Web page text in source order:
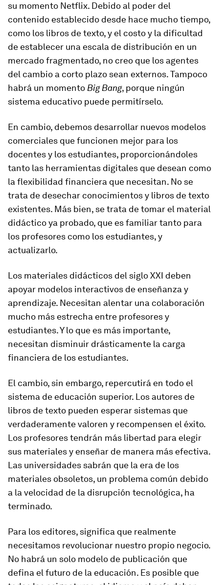
su momento Netflix. Debido al poder del
contenido establecido desde hace mucho tiempo,
como los libros de texto, y el costo y la dificultad
de establecer una escala de distribución en un
mercado fragmentado, no creo que los agentes
del cambio a corto plazo sean externos. Tampoco
habrá un momento Big Bang, porque ningún
sistema educativo puede permitírselo.
En cambio, debemos desarrollar nuevos modelos
comerciales que funcionen mejor para los
docentes y los estudiantes, proporcionándoles
tanto las herramientas digitales que desean como
la flexibilidad financiera que necesitan. No se
trata de desechar conocimientos y libros de texto
existentes. Más bien, se trata de tomar el material
didáctico ya probado, que es familiar tanto para
los profesores como los estudiantes, y
actualizarlo.
Los materiales didácticos del siglo XXI deben
apoyar modelos interactivos de enseñanza y
aprendizaje. Necesitan alentar una colaboración
mucho más estrecha entre profesores y
estudiantes. Y lo que es más importante,
necesitan disminuir drásticamente la carga
financiera de los estudiantes.
El cambio, sin embargo, repercutirá en todo el
sistema de educación superior. Los autores de
libros de texto pueden esperar sistemas que
verdaderamente valoren y recompensen el éxito.
Los profesores tendrán más libertad para elegir
sus materiales y enseñar de manera más efectiva.
Las universidades sabrán que la era de los
materiales obsoletos, un problema común debido
a la velocidad de la disrupción tecnológica, ha
terminado.
Para los editores, significa que realmente
necesitamos revolucionar nuestro propio negocio.
No habrá un solo modelo de publicación que
defina el futuro de la educación. Es posible que